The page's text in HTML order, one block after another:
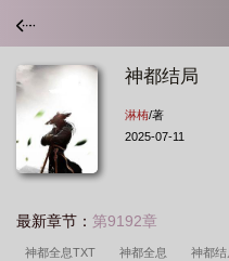
神都结局
淋栯/著
2025-07-11
最新章节： 第9192章
神都全息TXT 神都全息 神都结